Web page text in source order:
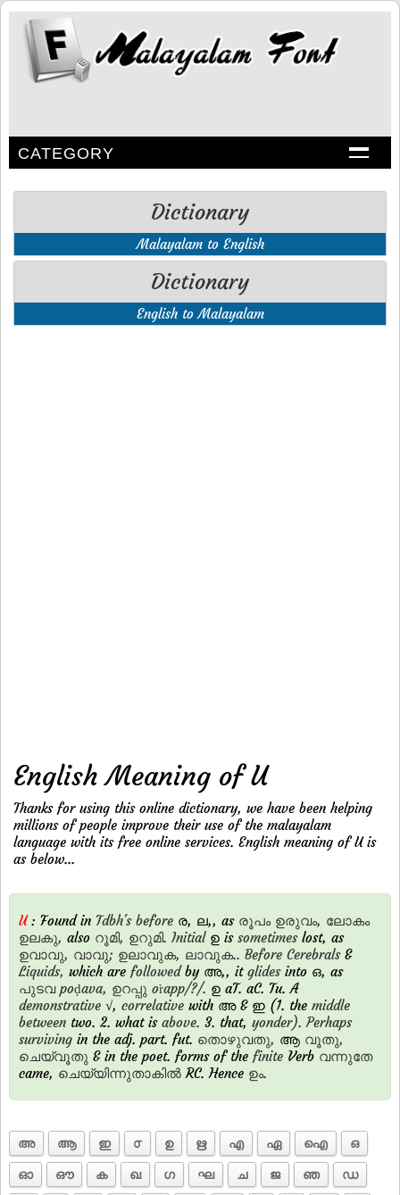
CATEGORY
Dictionary
Malayalam to English
Dictionary
English to Malayalam
English Meaning of U
Thanks for using this online dictionary, we have been helping
millions of people improve their use of the malayalam
language with its free online services. English meaning of U is
as below...
U: Found in Tdbh's before ര, ല,, as രൂപം ഉരുവം, ലോകം
ഉലകു, also റൂമി, ഉറുമി. Initialഉ is sometimeslost, as
ഉവാവു, വാവു; ഉലാവുക, ലാവുക.. Before Cerebrals&
Liquids, which are followedby അ,, itglidesinto ഒ, as
പുടവ poḍava, ഉറപ്പു or̀app/?/. ഉ aT. aC. Tu. A
demonstrative √, correlative with അ & ഇ (1. the middle
between two. 2. what is above. 3. that, yonder). Perhaps
surviving in the adj. part. fut. തൊഴുവതു, ആ വൂതു,
ചെയ്വൂതു & in the poet. forms of the finite Verb വന്നുതേ
came, ചെയ്യിന്നുതാകില്‍ RC. Hence ഉം.
അ ആ ഇ ൦ ഉ ഋ എ ഏ ഐ ഒ
ഓ ഔ ക ഖ ഗ ഘ ച ജ ഞ ഡ